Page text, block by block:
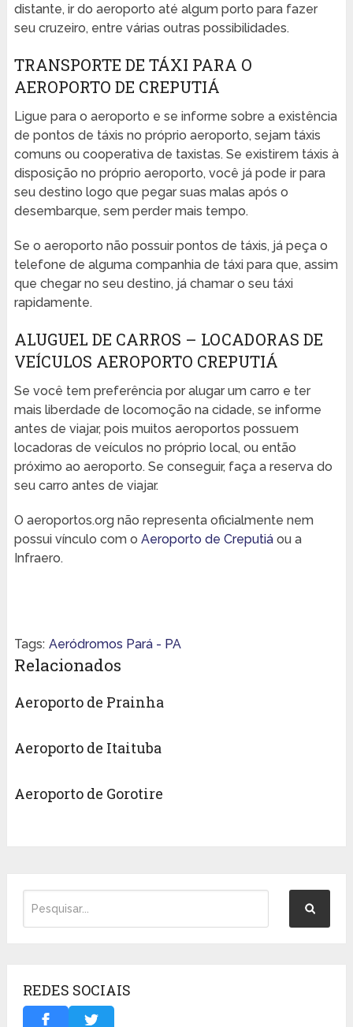
distante, ir do aeroporto até algum porto para fazer
seu cruzeiro, entre várias outras possibilidades.
TRANSPORTE DE TÁXI PARA O
AEROPORTO DE CREPUTIÁ
Ligue para o aeroporto e se informe sobre a existência
de pontos de táxis no próprio aeroporto, sejam táxis
comuns ou cooperativa de taxistas. Se existirem táxis à
disposição no próprio aeroporto, você já pode ir para
seu destino logo que pegar suas malas após o
desembarque, sem perder mais tempo.
Se o aeroporto não possuir pontos de táxis, já peça o
telefone de alguma companhia de táxi para que, assim
que chegar no seu destino, já chamar o seu táxi
rapidamente.
ALUGUEL DE CARROS – LOCADORAS DE
VEÍCULOS AEROPORTO CREPUTIÁ
Se você tem preferência por alugar um carro e ter
mais liberdade de locomoção na cidade, se informe
antes de viajar, pois muitos aeroportos possuem
locadoras de veículos no próprio local, ou então
próximo ao aeroporto. Se conseguir, faça a reserva do
seu carro antes de viajar.
O aeroportos.org não representa oficialmente nem
possui vínculo com o Aeroporto de Creputiáou a
Infraero.
Tags: Aeródromos Pará - PA
Relacionados
Aeroporto de Prainha
Aeroporto de Itaituba
Aeroporto de Gorotire
REDES SOCIAIS